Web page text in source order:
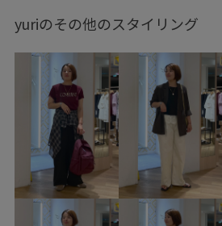
バッグ ショルダーバッグ
GIW15020 GIX16180 25AW20
26mother'sday 26RPUVCARE
26SSシャーベットニット 2WAYで使
oshigoto10look_mon pic0627
RP26SS_goods Tシャツ UVケア
yuriのその他のスタイリング